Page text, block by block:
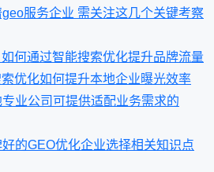
服务企业 需关注这几个关键考察
何通过智能搜索优化提升品牌流量
优化如何提升本地企业曝光效率
业公司可提供适配业务需求的
的GEO优化企业选择相关知识点